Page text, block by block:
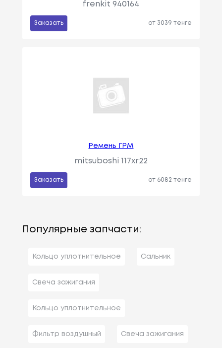
frenkit 940164
Заказать от 3039 тенге
Ремень ГРМ
mitsuboshi 117xr22
Заказать от 6082 тенге
Популярные запчасти:
Кольцо уплотнительное Сальник
Свеча зажигания
Кольцо уплотнительное
Фильтр воздушный Свеча зажигания